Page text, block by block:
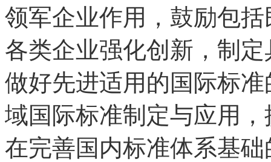
领军企业作用，鼓励包
各类企业强化创新，制
做好先进适用的国际标
域国际标准制定与应用
在完善国内标准体系基